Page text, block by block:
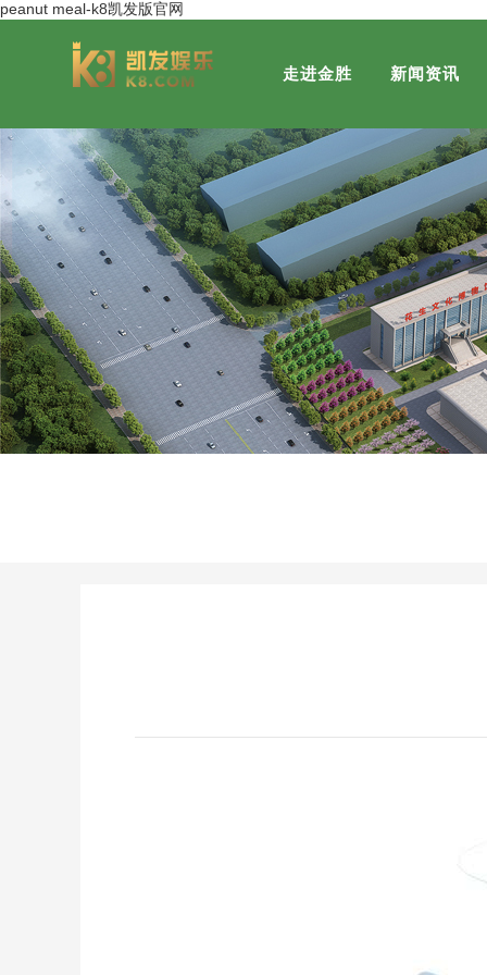
peanut meal-k8凯发版官网
走进金胜
集团概况 董事长风采 发展历程 社会关注 荣
新闻资讯
金胜粮油 金胜营销分公司 金福粮油